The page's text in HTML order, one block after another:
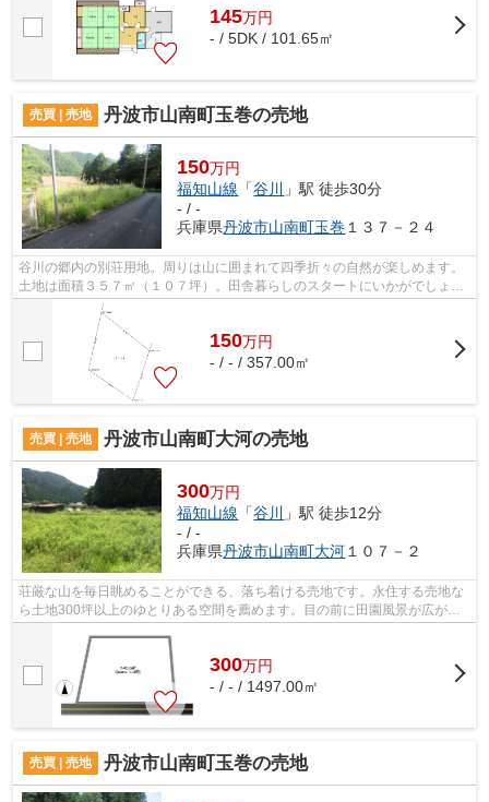
145万円
- / 5DK / 101.65㎡
売買 | 売地 丹波市山南町玉巻の売地
150万円
福知山線 「谷川 」駅 徒歩30分
- / -
兵庫県丹波市山南町玉巻 １３７－２４
谷川の郷内の別荘用地。周りは山に囲まれて四季折々の自然が楽しめます。
土地は面積３５７㎡（１０７坪）。田舎暮らしのスタートにいかがでしょう
150万円
- / - / 357.00㎡
売買 | 売地 丹波市山南町大河の売地
300万円
福知山線 「谷川 」駅 徒歩12分
- / -
兵庫県丹波市山南町大河 １０７－２
荘厳な山を毎日眺めることができる、落ち着ける売地です。永住する売地な
ら土地300坪以上のゆとりある空間を薦めます。目の前に田園風景が広がる
300万円
- / - / 1497.00㎡
売買 | 売地 丹波市山南町玉巻の売地